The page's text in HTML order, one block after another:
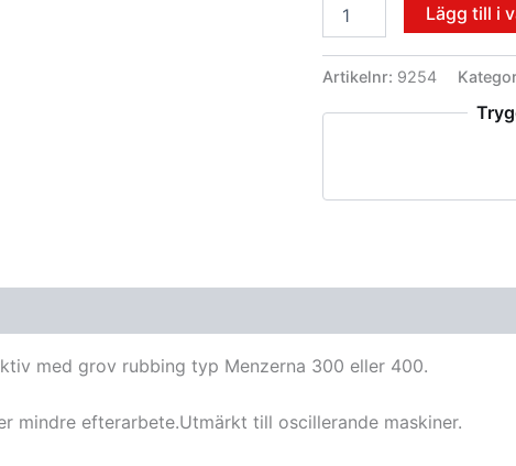
Lägg till i
Artikelnr: 9254
med grov rubbing typ Menzerna 300 eller 400.
mindre efterarbete.Utmärkt till oscillerande maskiner.